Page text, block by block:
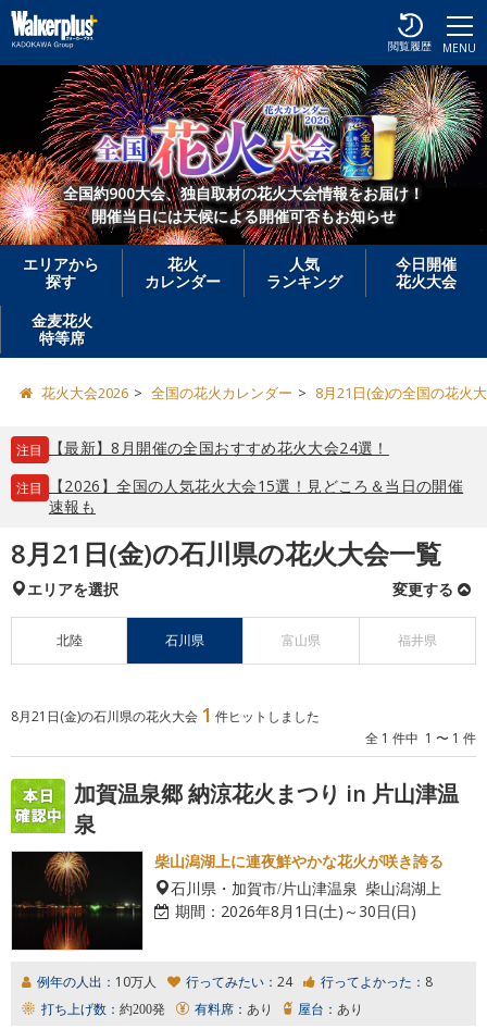
MENU
閲覧履歴
全国約900大会、独自取材の花火大会情報をお届け！
開催当日には天候による開催可否もお知らせ
エリアから
探す
花火
カレンダー
人気
ランキング
今日開催
花火大会
金麦花火
特等席
花火大会2026 全国の花火カレンダー 8月21日(金)の全国の花火
注目 【最新】8月開催の全国おすすめ花火大会24選！
注目
【2026】全国の人気花火大会15選！見どころ＆当日の開催
速報も
8月21日(金)の石川県の花火大会一覧
エリアを選択 変更する
北陸 石川県 富山県 福井県
8月21日(金)の石川県の花火大会 1 件ヒットしました
全 1 件中 1 〜 1 件
加賀温泉郷 納涼花火まつり in 片山津温
泉
柴山潟湖上に連夜鮮やかな花火が咲き誇る
石川県・加賀市/片山津温泉 柴山潟湖上
期間： 2026年8月1日(土)～30日(日)
例年の人出： 10万人 行ってみたい： 24 行ってよかった： 8
打ち上げ数： 約200発 有料席： あり 屋台： あり